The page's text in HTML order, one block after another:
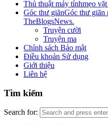
Thủ thuật máy tínhmẹo
Góc thư giãnGóc thư giãn
TheBlogsNews.
Truyện cười
Truyện ma
Chính sách Bảo mật
Điều khoản Sử dụng
Giới thiệu
Liên hệ
Tìm kiếm
Search for: